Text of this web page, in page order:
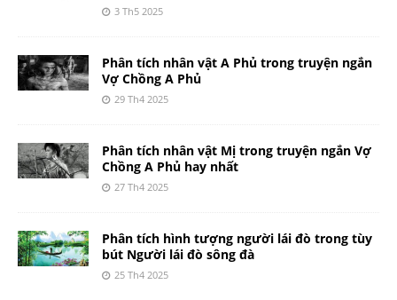
3 Th5 2025
Phân tích nhân vật A Phủ trong truyện ngắn
Vợ Chồng A Phủ
29 Th4 2025
Phân tích nhân vật Mị trong truyện ngắn Vợ
Chồng A Phủ hay nhất
27 Th4 2025
Phân tích hình tượng người lái đò trong tùy
bút Người lái đò sông đà
25 Th4 2025